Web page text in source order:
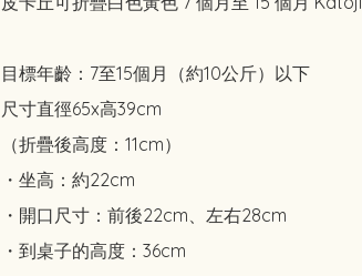
目標年齡：7至15個月（約10公斤）以下
尺寸直徑65x高39cm
（折疊後高度：11cm）
・坐高：約22cm
・開口尺寸：前後22cm、左右28cm
・到桌子的高度：36cm